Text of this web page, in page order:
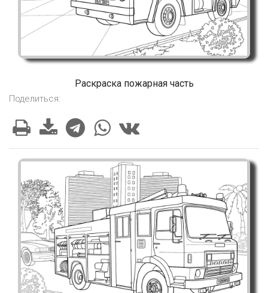
Раскраска пожарная часть
Поделиться: